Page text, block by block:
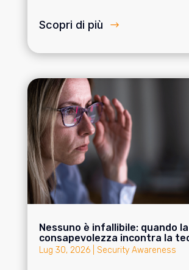
Scopri di più
Nessuno è infallibile: quando la
consapevolezza incontra la
Lug 30, 2026| Security Awareness